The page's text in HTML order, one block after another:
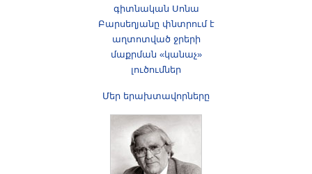
գիտնական Սոնա
Բարսեղյանը փնտրում է
աղտոտված ջրերի
մաքրման «կանաչ»
լուծումներ
Մեր երախտավորները